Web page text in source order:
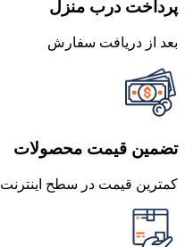
پرداخت درب منزل
بعد از دریافت سفارش
تضمین قیمت محصولات
کمترین قیمت در سطح اینترنت